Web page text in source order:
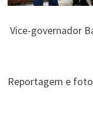
Vice-governador
Reportagem e